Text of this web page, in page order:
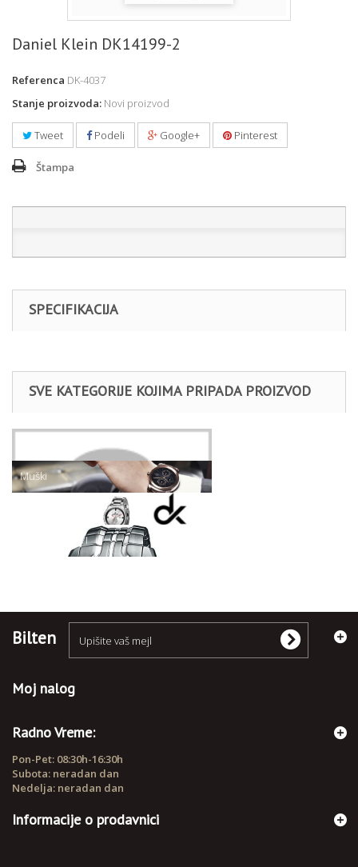
Daniel Klein DK14199-2
Referenca DK-4037
Stanje proizvoda: Novi proizvod
Tweet Podeli Google+ Pinterest
Štampa
SPECIFIKACIJA
SVE KATEGORIJE KOJIMA PRIPADA PROIZVOD
Muški
RUČNI SATOVI
Bilten
Moj nalog
Radno Vreme:
Pon-Pet: 08:30h-16:30h
Subota: neradan dan
Nedelja: neradan dan
Informacije o prodavnici